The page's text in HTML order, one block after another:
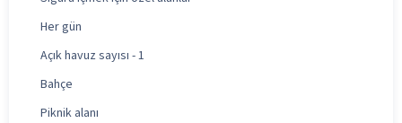
Her gün
Açık havuz sayısı - 1
Bahçe
Piknik alanı